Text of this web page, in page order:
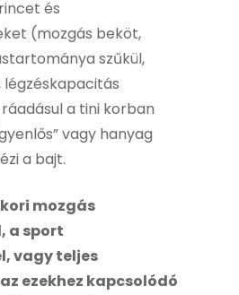
és
(mozgás beköt,
szűkül,
légzéskapacitás
a tini korban
vagy hanyag
a bajt.
mozgás
a sport
vagy teljes
ezekhez kapcsolódó